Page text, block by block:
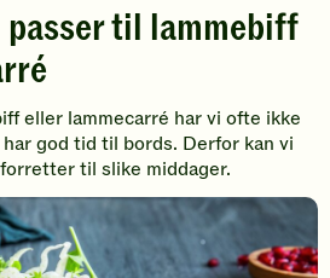
til lammebiff
eller lammecarré har vi ofte ikke
god tid til bords. Derfor kan vi
til slike middager.